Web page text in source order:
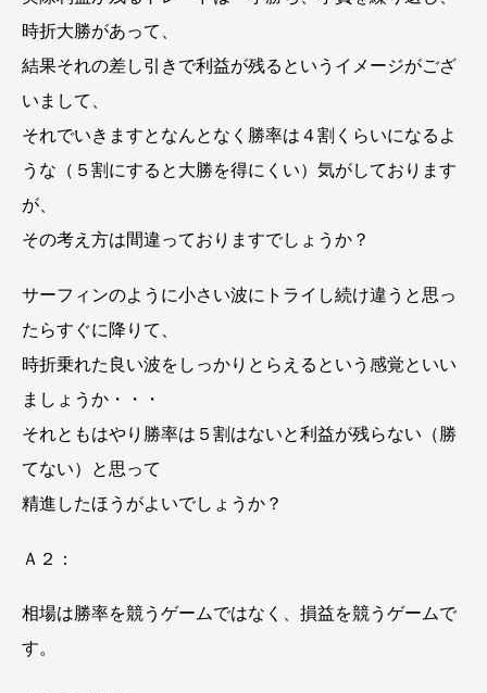
時折大勝があって、
結果それの差し引きで利益が残るというイメージがござ
いまして、
それでいきますとなんとなく勝率は４割くらいになるよ
うな（５割にすると大勝を得にくい）気がしております
が、
その考え方は間違っておりますでしょうか？
サーフィンのように小さい波にトライし続け違うと思っ
たらすぐに降りて、
時折乗れた良い波をしっかりとらえるという感覚といい
ましょうか・・・
それともはやり勝率は５割はないと利益が残らない（勝
てない）と思って
精進したほうがよいでしょうか？
Ａ２：
相場は勝率を競うゲームではなく、損益を競うゲームで
す。